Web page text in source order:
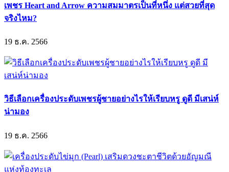
เพชร Heart and Arrow ความสมมาตรเป็นที่หนึ่ง แต่สวยที่สุด
จริงไหม?
19 ธ.ค. 2566
วิธีเลือกเครื่องประดับเพชรผู้ชายอย่างไรให้เรียบหรู ดูดี มีเสน่ห์
น่ามอง
19 ธ.ค. 2566